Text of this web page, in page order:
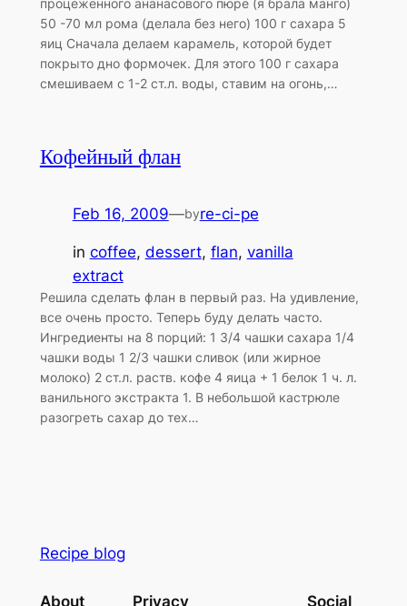
процеженного ананасового пюре (я брала манго)
50 -70 мл рома (делала без него) 100 г сахара 5
яиц Сначала делаем карамель, которой будет
покрыто дно формочек. Для этого 100 г сахара
смешиваем с 1-2 ст.л. воды, ставим на огонь,…
Кофейный флан
Feb 16, 2009—byre-ci-pe
in coffee, dessert, flan, vanilla
extract
Решила сделать флан в первый раз. На удивление,
все очень просто. Теперь буду делать часто.
Ингредиенты на 8 порций: 1 3/4 чашки сахара 1/4
чашки воды 1 2/3 чашки сливок (или жирное
молоко) 2 ст.л. раств. кофе 4 яица + 1 белок 1 ч. л.
ванильного экстракта 1. В небольшой кастрюле
разогреть сахар до тех…
Recipe blog
About Privacy Social